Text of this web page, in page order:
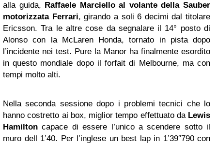
alla guida, Raffaele Marciello al volante della Sauber
motorizzata Ferrari, girando a soli 6 decimi dal titolare
Ericsson. Tra le altre cose da segnalare il 14° posto di
Alonso con la McLaren Honda, tornato in pista dopo
l’incidente nei test. Pure la Manor ha finalmente esordito
in questo mondiale dopo il forfait di Melbourne, ma con
tempi molto alti.
Nella seconda sessione dopo i problemi tecnici che lo
hanno costretto ai box, miglior tempo effettuato daLewis
Hamilton capace di essere l’unico a scendere sotto il
muro dell 1’40. Per l’inglese un best lap in 1’39″790 con